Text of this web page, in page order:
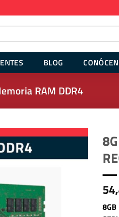
BLOG
RAM DDR4
8GB